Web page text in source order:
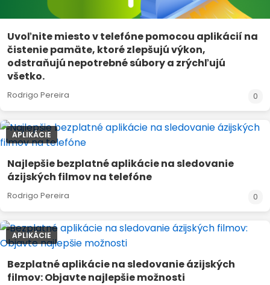
Uvoľnite miesto v telefóne pomocou aplikácií na
čistenie pamäte, ktoré zlepšujú výkon,
odstraňujú nepotrebné súbory a zrýchľujú
všetko.
Rodrigo Pereira 0
APLIKÁCIE
Najlepšie bezplatné aplikácie na sledovanie
ázijských filmov na telefóne
Rodrigo Pereira 0
APLIKÁCIE
Bezplatné aplikácie na sledovanie ázijských
filmov: Objavte najlepšie možnosti